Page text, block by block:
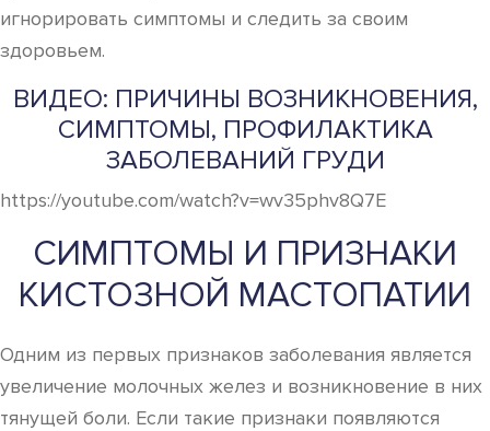
игнорировать симптомы и следить за своим
здоровьем.
ВИДЕО: ПРИЧИНЫ ВОЗНИКНОВЕНИЯ,
СИМПТОМЫ, ПРОФИЛАКТИКА
ЗАБОЛЕВАНИЙ ГРУДИ
https://youtube.com/watch?v=wv35phv8Q7E
СИМПТОМЫ И ПРИЗНАКИ
КИСТОЗНОЙ МАСТОПАТИИ
Одним из первых признаков заболевания является
увеличение молочных желез и возникновение в них
тянущей боли. Если такие признаки появляются